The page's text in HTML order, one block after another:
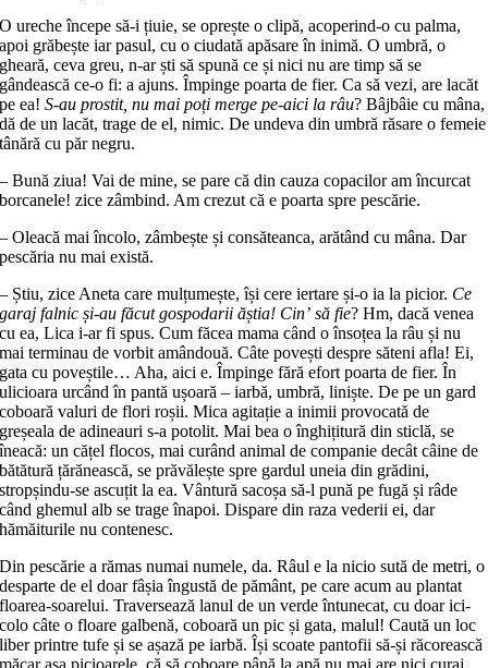
O ureche începe să-i țiuie, se oprește o clipă, acoperind-o cu palma,
apoi grăbește iar pasul, cu o ciudată apăsare în inimă. O umbră, o
gheară, ceva greu, n-ar ști să spună ce și nici nu are timp să se
gândească ce-o fi: a ajuns. Împinge poarta de fier. Ca să vezi, are lacăt
pe ea!S-au prostit, nu mai poți merge pe-aici la râu? Bâjbâie cu mâna,
dă de un lacăt, trage de el, nimic. De undeva din umbră răsare o femeie
tânără cu păr negru.
– Bună ziua! Vai de mine, se pare că din cauza copacilor am încurcat
borcanele! zice zâmbind. Am crezut că e poarta spre pescărie.
– Oleacă mai încolo, zâmbește și consăteanca, arătând cu mâna. Dar
pescăria nu mai există.
– Știu, zice Aneta care mulțumește, își cere iertare și-o ia la picior. Ce
garaj falnic și-au făcut gospodarii ăștia! Cinʼ să fie? Hm, dacă venea
cu ea, Lica i-ar fi spus. Cum făcea mama când o însoțea la râu și nu
mai terminau de vorbit amândouă. Câte povești despre săteni afla! Ei,
gata cu poveștile… Aha, aici e. Împinge fără efort poarta de fier. În
ulicioara urcând în pantă ușoară – iarbă, umbră, liniște. De pe un gard
coboară valuri de flori roșii. Mica agitație a inimii provocată de
greșeala de adineauri s-a potolit. Mai bea o înghițitură din sticlă, se
îneacă: un cățel flocos, mai curând animal de companie decât câine de
bătătură țărănească, se prăvălește spre gardul uneia din grădini,
stropșindu-se ascuțit la ea. Vântură sacoșa să-l pună pe fugă și râde
când ghemul alb se trage înapoi. Dispare din raza vederii ei, dar
hămăiturile nu contenesc.
Din pescărie a rămas numai numele, da. Râul e la nicio sută de metri, o
desparte de el doar fâșia îngustă de pământ, pe care acum au plantat
floarea-soarelui. Traversează lanul de un verde întunecat, cu doar ici-
colo câte o floare galbenă, coboară un pic și gata, malul! Caută un loc
liber printre tufe și se așază pe iarbă. Își scoate pantofii să-și răcorească